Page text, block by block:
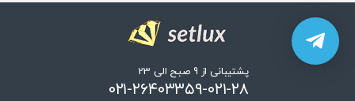
پشتیبانی از 9 صبح الی 23
۰۲۱-۲۶۴۰۳۳۵۹-۰۲۱-۲۸